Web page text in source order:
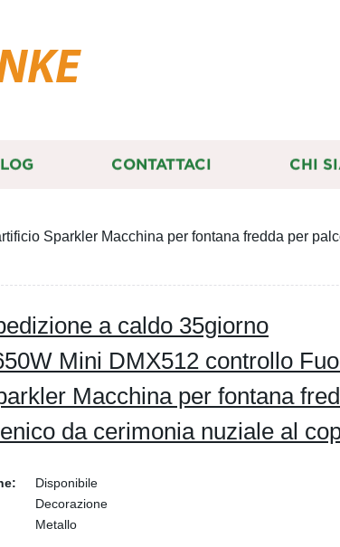
CONTATTACI CHI
Sparkler Macchina per fontana fredda per
a caldo 35giorno
Mini DMX512 controllo
Macchina per fontana
da cerimonia nuziale al
Disponibile
Decorazione
Metallo